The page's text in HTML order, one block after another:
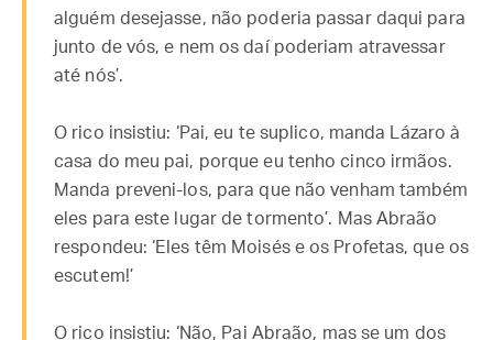
alguém desejasse, não poderia passar daqui para
junto de vós, e nem os daí poderiam atravessar
até nós’.
O rico insistiu: ‘Pai, eu te suplico, manda Lázaro à
casa do meu pai, porque eu tenho cinco irmãos.
Manda preveni-los, para que não venham também
eles para este lugar de tormento’. Mas Abraão
respondeu: ‘Eles têm Moisés e os Profetas, que os
escutem!’
O rico insistiu: ‘Não, Pai Abraão, mas se um dos